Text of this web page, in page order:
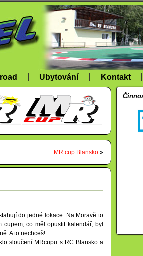
Ubytování Kontakt
MR cup Blansko »
do jedné lokace. Na Moravě to
co měl opustit kalendář, byl
A to nechceš!
sloučení MRcupu s RC Blansko a